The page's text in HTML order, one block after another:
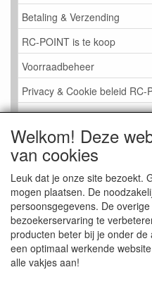
Betaling & Verzending
RC-POINT is te koop
Voorraadbeheer
Privacy & Cookie beleid RC-
LINK PAGINA
Gastenboek RC-POINT
Kijkje in de Winkel
Welkom! Deze
van cookies
Leuk dat je onze site bezoekt.
mogen plaatsen. De
persoonsgegevens. De
bezoekerservaring te
producten beter bij je onder
een optimaal werkende
alle vakjes aan!